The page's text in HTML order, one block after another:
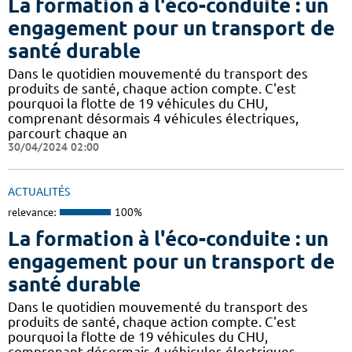
La formation à l'éco-conduite : un
engagement pour un transport de
santé durable
Dans le quotidien mouvementé du transport des
produits de santé, chaque action compte. C'est
pourquoi la flotte de 19 véhicules du CHU,
comprenant désormais 4 véhicules électriques,
parcourt chaque an
30/04/2024 02:00
ACTUALITÉS
relevance: 100%
La formation à l'éco-conduite : un
engagement pour un transport de
santé durable
Dans le quotidien mouvementé du transport des
produits de santé, chaque action compte. C'est
pourquoi la flotte de 19 véhicules du CHU,